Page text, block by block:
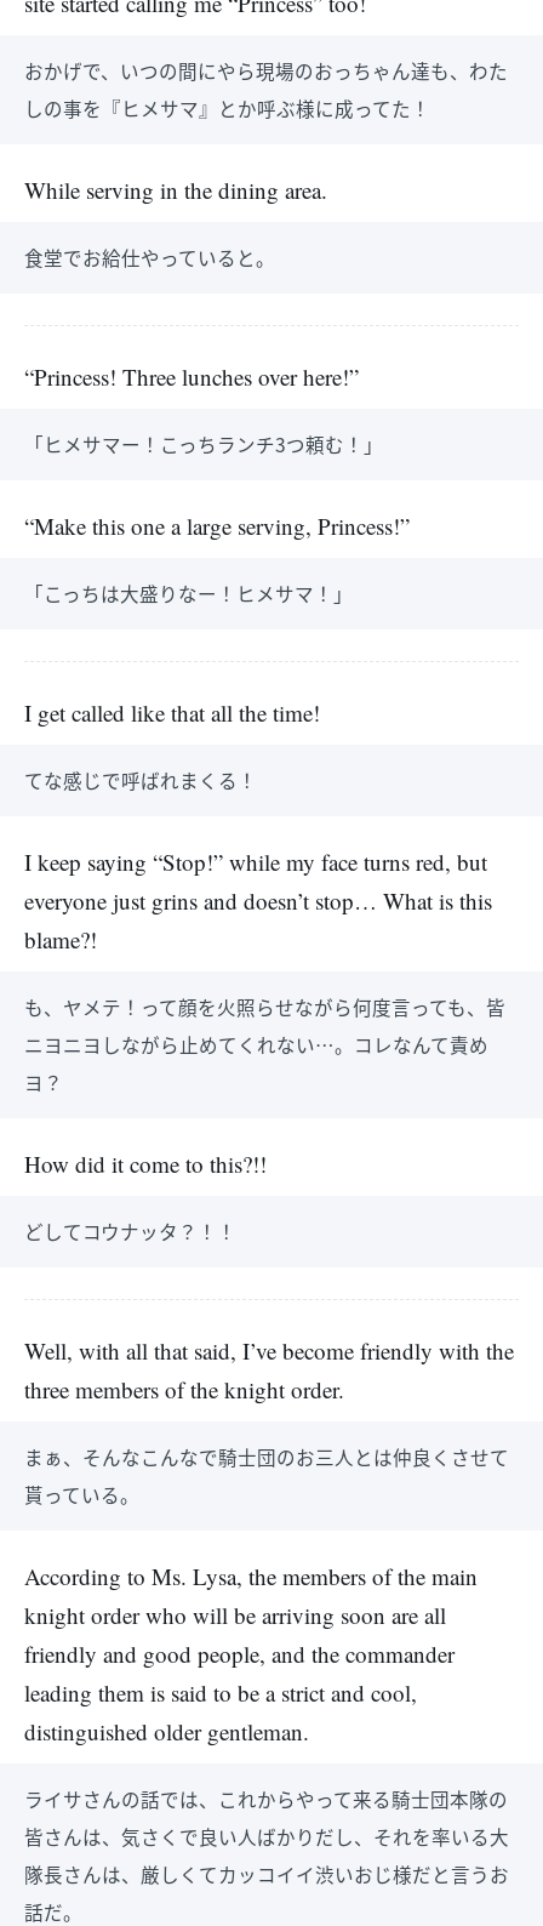
おかげで、いつの間にやら現場のおっちゃん達も、わた
しの事を『ヒメサマ』とか呼ぶ様に成ってた！
While serving in the dining area.
食堂でお給仕やっていると。
“Princess! Three lunches over here!”
「ヒメサマー！こっちランチ3つ頼む！」
“Make this one a large serving, Princess!”
「こっちは大盛りなー！ヒメサマ！」
I get called like that all the time!
てな感じで呼ばれまくる！
I keep saying “Stop!” while my face turns red, but
everyone just grins and doesn’t stop… What is this
blame?!
も、ヤメテ！って顔を火照らせながら何度言っても、皆
ニヨニヨしながら止めてくれない…。コレなんて責め
ヨ？
How did it come to this?!!
どしてコウナッタ？！！
Well, with all that said, I’ve become friendly with the
three members of the knight order.
まぁ、そんなこんなで騎士団のお三人とは仲良くさせて
貰っている。
According to Ms. Lysa, the members of the main
knight order who will be arriving soon are all
friendly and good people, and the commander
leading them is said to be a strict and cool,
distinguished older gentleman.
ライサさんの話では、これからやって来る騎士団本隊の
皆さんは、気さくで良い人ばかりだし、それを率いる大
隊長さんは、厳しくてカッコイイ渋いおじ様だと言うお
話だ。